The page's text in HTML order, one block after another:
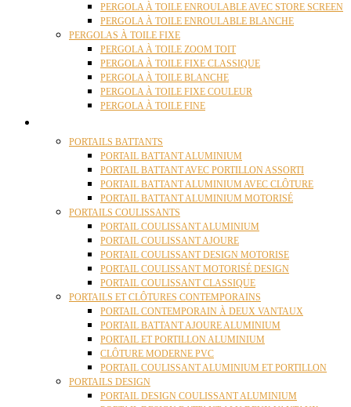
PERGOLA À TOILE ENROULABLE AVEC STORE SCREEN
PERGOLA À TOILE ENROULABLE BLANCHE
PERGOLAS À TOILE FIXE
PERGOLA À TOILE ZOOM TOIT
PERGOLA À TOILE FIXE CLASSIQUE
PERGOLA À TOILE BLANCHE
PERGOLA À TOILE FIXE COULEUR
PERGOLA À TOILE FINE
PORTAILS BATTANTS
PORTAIL BATTANT ALUMINIUM
PORTAIL BATTANT AVEC PORTILLON ASSORTI
PORTAIL BATTANT ALUMINIUM AVEC CLÔTURE
PORTAIL BATTANT ALUMINIUM MOTORISÉ
PORTAILS COULISSANTS
PORTAIL COULISSANT ALUMINIUM
PORTAIL COULISSANT AJOURE
PORTAIL COULISSANT DESIGN MOTORISE
PORTAIL COULISSANT MOTORISÉ DESIGN
PORTAIL COULISSANT CLASSIQUE
PORTAILS ET CLÔTURES CONTEMPORAINS
PORTAIL CONTEMPORAIN À DEUX VANTAUX
PORTAIL BATTANT AJOURE ALUMINIUM
PORTAIL ET PORTILLON ALUMINIUM
CLÔTURE MODERNE PVC
PORTAIL COULISSANT ALUMINIUM ET PORTILLON
PORTAILS DESIGN
PORTAIL DESIGN COULISSANT ALUMINIUM